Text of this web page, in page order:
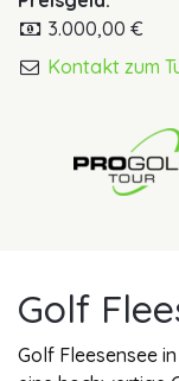
3.000,00 €
Kontakt zum
Golf
Golf Fleesensee